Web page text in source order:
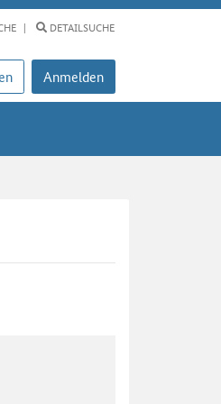
DETAILSUCHE
Anmelden